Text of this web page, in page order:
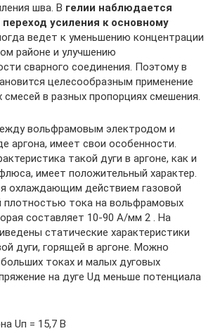
шва. В гелии наблюдается
усиления к основному
ведет к уменьшению концентрации
районе и улучшению
сварного соединения. Поэтому в
целесообразным применение
смесей в разных пропорциях смешения.
вольфрамовым электродом и
аргона, имеет свои особенности.
такой дуги в аргоне, как и
имеет положительный характер.
охлаждающим действием газовой
плотностью тока на вольфрамовых
составляет 10-90 А/мм 2 . На
статические характеристики
дуги, горящей в аргоне. Можно
токах и малых дуговых
на дуге Uд меньше потенциала
Uп = 15,7 В